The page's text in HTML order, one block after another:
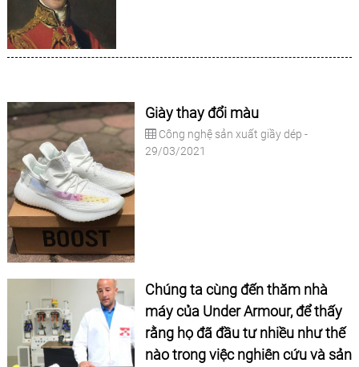
Giày thay đổi màu
Công nghệ sản xuất giầy dép -
29/03/2021
Chúng ta cùng đến thăm nhà
máy của Under Armour, để thấy
rằng họ đã đầu tư nhiều như thế
nào trong việc nghiên cứu và sản